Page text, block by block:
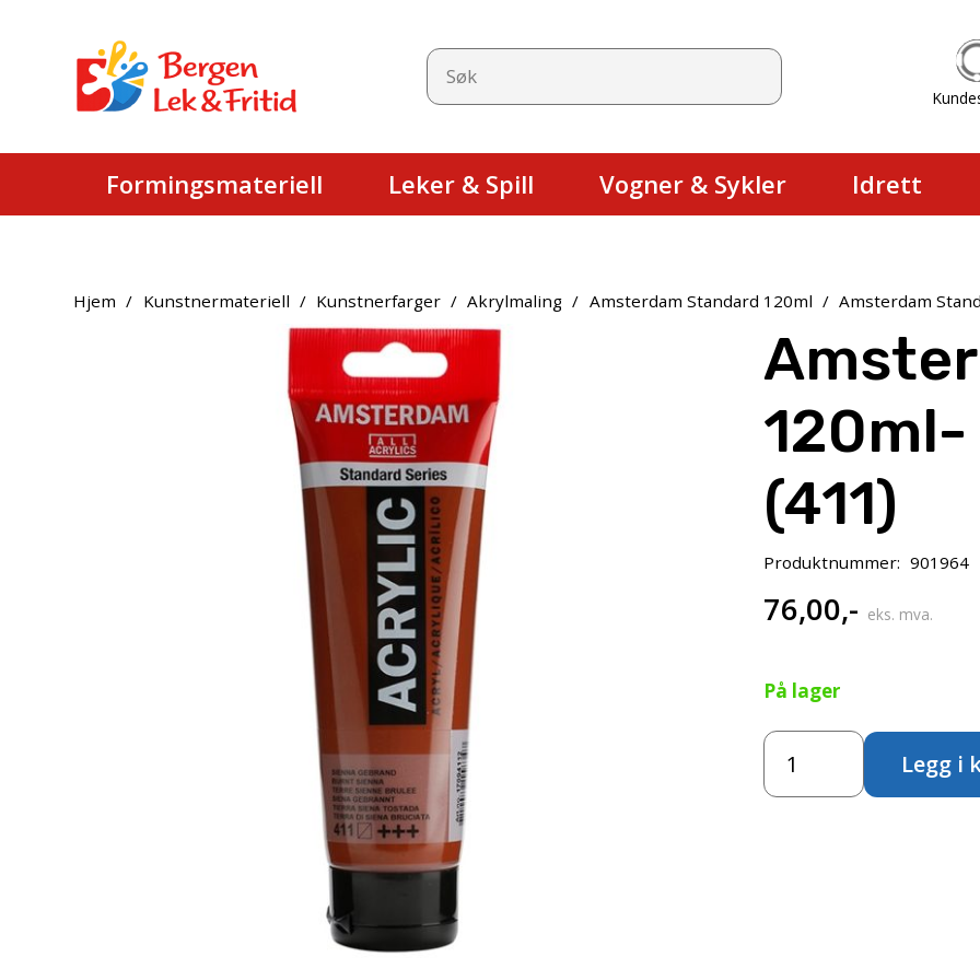
Formingsmateriell Leker & Spill Vogner & Sykler Idrett
Hjem / Kunstnermateriell / Kunstnerfarger / Akrylmaling / Amsterdam Standard 120ml / Amsterdam
(411)
Produktnummer: 901964
76,00,- eks. mva.
På lager
Amsterdam
Standard
120ml-
Legg i